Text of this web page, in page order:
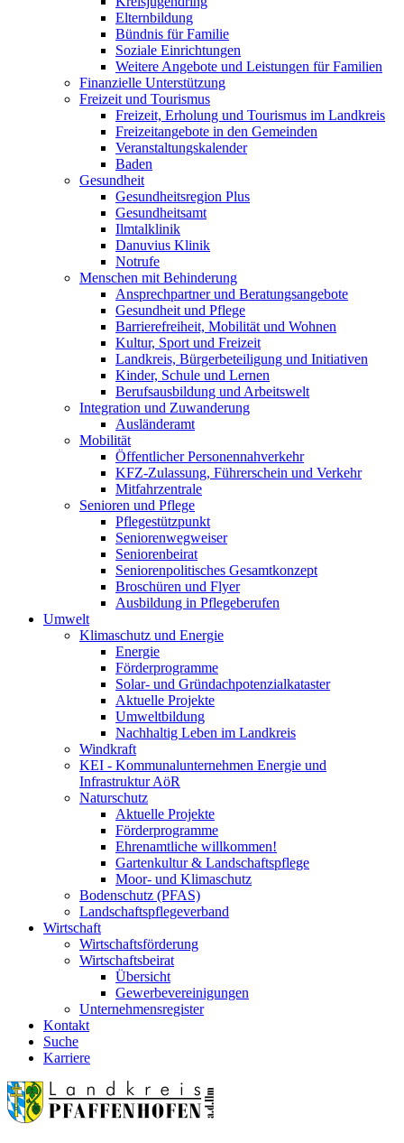
Elternbildung
Bündnis für Familie
Soziale Einrichtungen
Weitere Angebote und Leistungen für Familien
Finanzielle Unterstützung
Freizeit und Tourismus
Freizeit, Erholung und Tourismus im Landkreis
Freizeitangebote in den Gemeinden
Veranstaltungskalender
Baden
Gesundheit
Gesundheitsregion Plus
Gesundheitsamt
Ilmtalklinik
Danuvius Klinik
Notrufe
Menschen mit Behinderung
Ansprechpartner und Beratungsangebote
Gesundheit und Pflege
Barrierefreiheit, Mobilität und Wohnen
Kultur, Sport und Freizeit
Landkreis, Bürgerbeteiligung und Initiativen
Kinder, Schule und Lernen
Berufsausbildung und Arbeitswelt
Integration und Zuwanderung
Ausländeramt
Mobilität
Öffentlicher Personennahverkehr
KFZ-Zulassung, Führerschein und Verkehr
Mitfahrzentrale
Senioren und Pflege
Pflegestützpunkt
Seniorenwegweiser
Seniorenbeirat
Seniorenpolitisches Gesamtkonzept
Broschüren und Flyer
Ausbildung in Pflegeberufen
Umwelt
Klimaschutz und Energie
Energie
Förderprogramme
Solar- und Gründachpotenzialkataster
Aktuelle Projekte
Umweltbildung
Nachhaltig Leben im Landkreis
Windkraft
KEI - Kommunalunternehmen Energie und
Infrastruktur AöR
Naturschutz
Aktuelle Projekte
Förderprogramme
Ehrenamtliche willkommen!
Gartenkultur & Landschaftspflege
Moor- und Klimaschutz
Bodenschutz (PFAS)
Landschaftspflegeverband
Wirtschaft
Wirtschaftsförderung
Wirtschaftsbeirat
Übersicht
Gewerbevereinigungen
Unternehmensregister
Kontakt
Suche
Karriere